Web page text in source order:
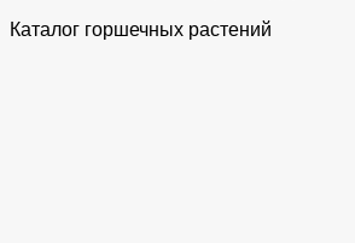
Каталог горшечных растений